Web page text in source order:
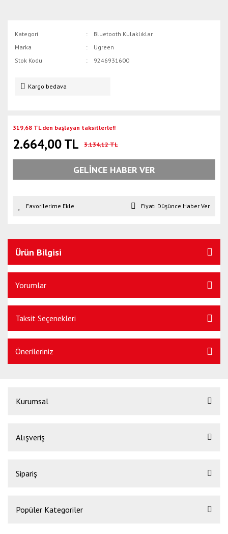
Kategori
Bluetooth Kulaklıklar
Marka
Ugreen
Stok Kodu
9246931600
Kargo bedava
319,68 TL den başlayan taksitlerle!!
2.664,00 TL 3.134,12 TL
GELİNCE HABER VER
Fiyatı Düşünce Haber Ver
Ürün Bilgisi
Yorumlar
Taksit Seçenekleri
Önerileriniz
Kurumsal
Alışveriş
Sipariş
Popüler Kategoriler